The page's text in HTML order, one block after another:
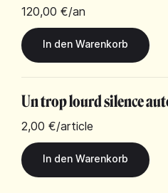
120,00 €/an
Un trop lourd silence
2,00 €/article